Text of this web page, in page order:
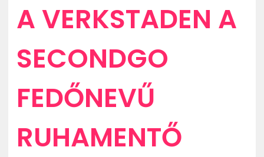
A VERKSTADEN A
SECONDGO
FEDŐNEVŰ
RUHAMENTŐ